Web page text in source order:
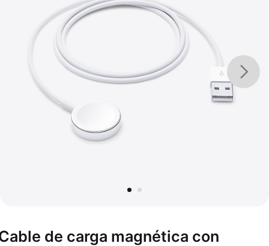
de carga magnética con